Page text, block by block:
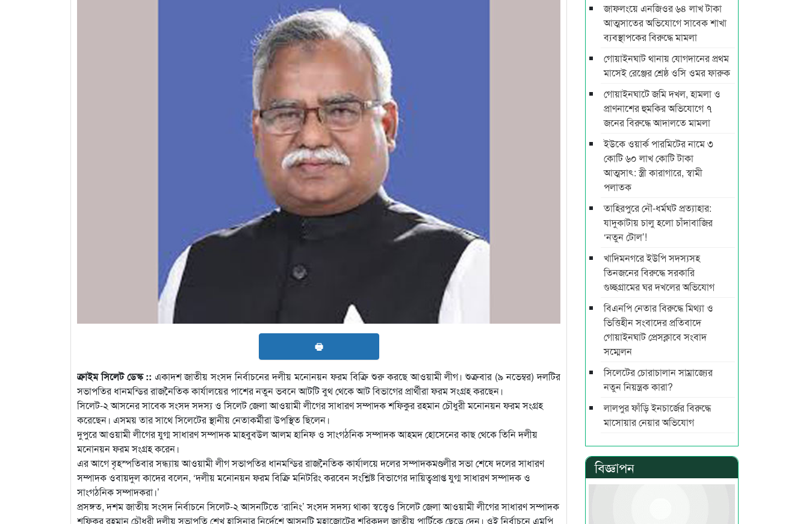
🖶
ক্রাইম সিলেট ডেস্ক :: একাদশ জাতীয় সংসদ নির্বাচনের দলীয় মনোনয়ন ফরম বিক্রি শুরু করছে আওয়ামী লীগ। শুক্রবার (৯ নভেম্বর) দলটির
সভাপতির ধানমন্ডির রাজনৈতিক কার্যালয়ের পাশের নতুন ভবনে আটটি বুথ থেকে আট বিভাগের প্রার্থীরা ফরম সংগ্রহ করছেন।
সিলেট-২ আসনের সাবেক সংসদ সদস্য ও সিলেট জেলা আওয়ামী লীগের সাধারণ সম্পাদক শফিকুর রহমান চৌধুরী মনোনয়ন ফরম সংগ্রহ
করেছেন। এসময় তার সাথে সিলেটের স্থানীয় নেতাকর্মীরা উপস্থিত ছিলেন।
দুপুরে আওয়ামী লীগের যুগ্ম সাধারণ সম্পাদক মাহবুবউল আলম হানিফ ও সাংগঠনিক সম্পাদক আহমদ হোসেনের কাছ থেকে তিনি দলীয়
মনোনয়ন ফরম সংগ্রহ করেন।
এর আগে বৃহস্পতিবার সন্ধ্যায় আওয়ামী লীগ সভাপতির ধানমন্ডির রাজনৈতিক কার্যালয়ে দলের সম্পাদকমণ্ডলীর সভা শেষে দলের সাধারণ
সম্পাদক ওবায়দুল কাদের বলেন, ‘দলীয় মনোনয়ন ফরম বিক্রি মনিটরিং করবেন সংশ্লিষ্ট বিভাগের দায়িত্বপ্রাপ্ত যুগ্ম সাধারণ সম্পাদক ও
সাংগঠনিক সম্পাদকরা।’
প্রসঙ্গত, দশম জাতীয় সংসদ নির্বাচনে সিলেট-২ আসনটিতে ‘রানিং’ সংসদ সদস্য থাকা স্বত্ত্বেও সিলেট জেলা আওয়ামী লীগের সাধারণ সম্পাদক
শফিকুর রহমান চৌধুরী দলীয় সভাপতি শেখ হাসিনার নির্দেশে আসনটি মহাজোটের শরিকদল জাতীয় পার্টিকে ছেড়ে দেন। ওই নির্বাচনে এমপি
জাফলংয়ে এনজিওর ৬৪ লাখ টাকা
আত্মসাতের অভিযোগে সাবেক শাখা
ব্যবস্থাপকের বিরুদ্ধে মামলা
গোয়াইনঘাট থানায় যোগদানের প্রথম
মাসেই রেঞ্জের শ্রেষ্ঠ ওসি ওমর ফারুক
গোয়াইনঘাটে জমি দখল, হামলা ও
প্রাণনাশের হুমকির অভিযোগে ৭
জনের বিরুদ্ধে আদালতে মামলা
ইউকে ওয়ার্ক পারমিটের নামে ৩
কোটি ৬০ লাখ কোটি টাকা
আত্মসাৎ: স্ত্রী কারাগারে, স্বামী
পলাতক
তাহিরপুরে নৌ-ধর্মঘট প্রত্যাহার:
যাদুকাটায় চালু হলো চাঁদাবাজির
‘নতুন টোল’!
খাদিমনগরে ইউপি সদস্যসহ
তিনজনের বিরুদ্ধে সরকারি
গুচ্ছগ্রামের ঘর দখলের অভিযোগ
বিএনপি নেতার বিরুদ্ধে মিথ্যা ও
ভিত্তিহীন সংবাদের প্রতিবাদে
গোয়াইনঘাট প্রেসক্লাবে সংবাদ
সম্মেলন
সিলেটের চোরাচালান সাম্রাজ্যের
নতুন নিয়ন্ত্রক কারা?
লালপুর ফাঁড়ি ইনচার্জের বিরুদ্ধে
মাসোয়ার নেয়ার অভিযোগ
বিজ্ঞাপন